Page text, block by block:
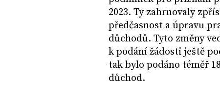
2023. Ty zahrnovaly
předčasnost a úpravu
důchodů. Tyto změny
k podání žádosti ještě
tak bylo podáno téměř
důchod.